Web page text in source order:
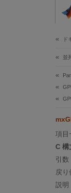
コンテンツへスキッ
ド
並
項目
C 構
引数
戻り
説明